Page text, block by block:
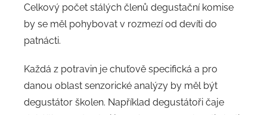
Celkový počet stálých členů degustační komise
by se měl pohybovat v rozmezí od devíti do
patnácti.
Každá z potravin je chuťově specifická a pro
danou oblast senzorické analýzy by měl být
degustátor školen. Například degustátoři čaje